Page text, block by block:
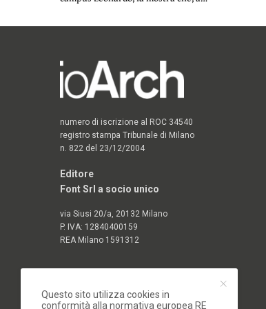
numero di iscrizione al ROC 34540
registro stampa Tribunale di Milano
n. 822 del 23/12/2004
Editore
Font Srl a socio unico
via Siusi 20/a, 20132 Milano
P. IVA: 12840400159
REA Milano 1591312
Questo sito utilizza cookies in
conformità alla normativa europea RE